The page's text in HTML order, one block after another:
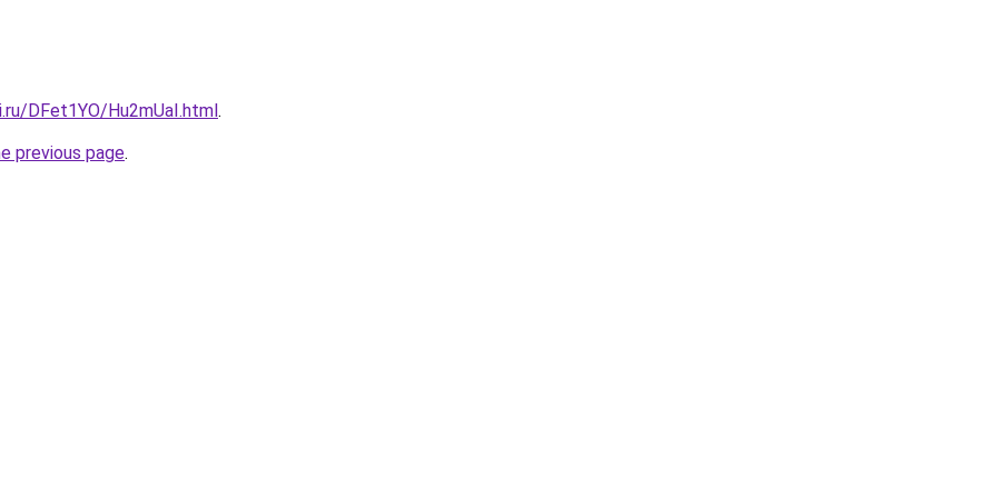
DFet1YO/Hu2mUaI.html.
previous page.